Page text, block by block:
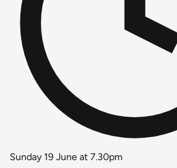
Sunday 19 June at 7.30pm